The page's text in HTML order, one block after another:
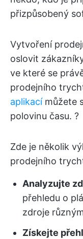
přizpůsobený
Vytvoření
oslovit
ve které se
prodejního
aplikacímůžete
polovinu času. ?
Zde je několik
prodejního
Analyzujte
přehledu o
zdroje
Získejte